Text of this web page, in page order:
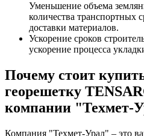
Уменьшение объема
количества транспортных
доставки материалов.
Ускорение сроков
ускорение процесса
Почему стоит
георешетку
компании "Техмет-
Компания "Техмет-Урал" – это